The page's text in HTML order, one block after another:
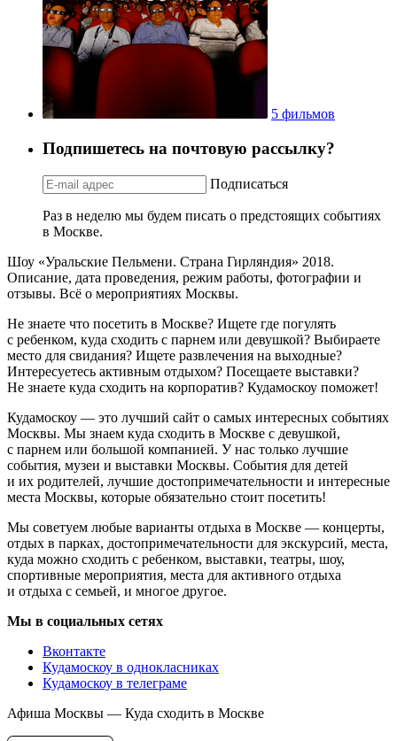
5 фильмов
Подпишетесь на почтовую рассылку?
Подписаться
Раз в неделю мы будем писать о предстоящих событиях
в Москве.
Шоу «Уральские Пельмени. Страна Гирляндия» 2018.
Описание, дата проведения, режим работы, фотографии и
отзывы. Всё о мероприятиях Москвы.
Не знаете что посетить в Москве? Ищете где погулять
с ребенком, куда сходить с парнем или девушкой? Выбираете
место для свидания? Ищете развлечения на выходные?
Интересуетесь активным отдыхом? Посещаете выставки?
Не знаете куда сходить на корпоратив? Кудамоскоу поможет!
Кудамоскоу — это лучший сайт о самых интересных событиях
Москвы. Мы знаем куда сходить в Москве с девушкой,
с парнем или большой компанией. У нас только лучшие
события, музеи и выставки Москвы. События для детей
и их родителей, лучшие достопримечательности и интересные
места Москвы, которые обязательно стоит посетить!
Мы советуем любые варианты отдыха в Москве — концерты,
отдых в парках, достопримечательности для экскурсий, места,
куда можно сходить с ребенком, выставки, театры, шоу,
спортивные мероприятия, места для активного отдыха
и отдыха с семьей, и многое другое.
Мы в социальных сетях
Вконтакте
Кудамоскоу в однокласниках
Кудамоскоу в телеграме
Афиша Москвы — Куда сходить в Москве